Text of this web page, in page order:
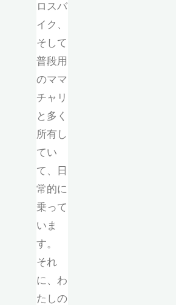
ロスバ
イク、
そして
普段用
のママ
チャリ
と多く
所有し
てい
て、日
常的に
乗って
いま
す。
それ
に、わ
たしの